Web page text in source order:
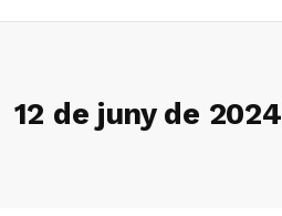
12 de juny de 2024